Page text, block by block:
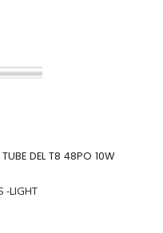
DEL T8 48PO 10W
-LIGHT